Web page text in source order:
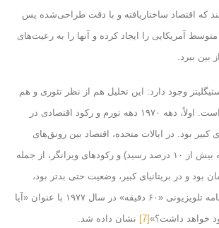
که اقتصاد ساختاریافته و با دقت طراحی‌شده پس
متوسط ​​آمریکایی را ایجاد کرده و آنها را به رعیت‌های
بین ببرد.
وجود دارد: این تحلیل هم از نظر تئوری و هم
از نظر تجربی اشتباه است. اولاً، دهه ۱۹۷۰ دهه تورم و رکود اقتصادی در
کبیر بود. در ایالات متحده، اقتصاد بین رونق‌های
تورمی (با تورمی که به بیش از ۱۰ درصد رسید) و رکودهای ویرانگر، از جمله
در نوسان بود و در بریتانیای کبیر، وضعیت حتی بدتر بود،
همانطور که در یک برنامه تلویزیونی «۶۰ دقیقه» در سال ۱۹۷۷ با عنوان «آیا
خواهد داشت؟»[7] نشان داده شد.